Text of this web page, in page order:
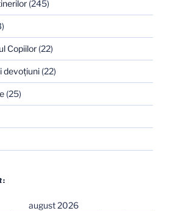
(245)
Copiilor(22)
devoţiuni(22)
(25)
august 2026